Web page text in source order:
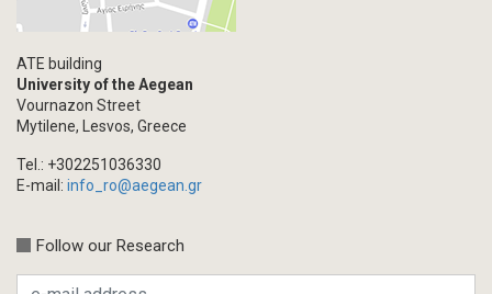
ATE building
University of the Aegean
Vournazon Street
Mytilene, Lesvos, Greece
Tel.: +302251036330
E-mail: info_ro@aegean.gr
Follow our Research